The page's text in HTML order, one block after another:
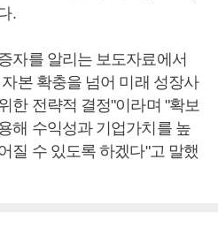
.
자를 알리는 보도자료에서
본 확충을 넘어 미래 성장사
한 전략적 결정"이라며 "확보
해 수익성과 기업가치를 높
질 수 있도록 하겠다"고 말했